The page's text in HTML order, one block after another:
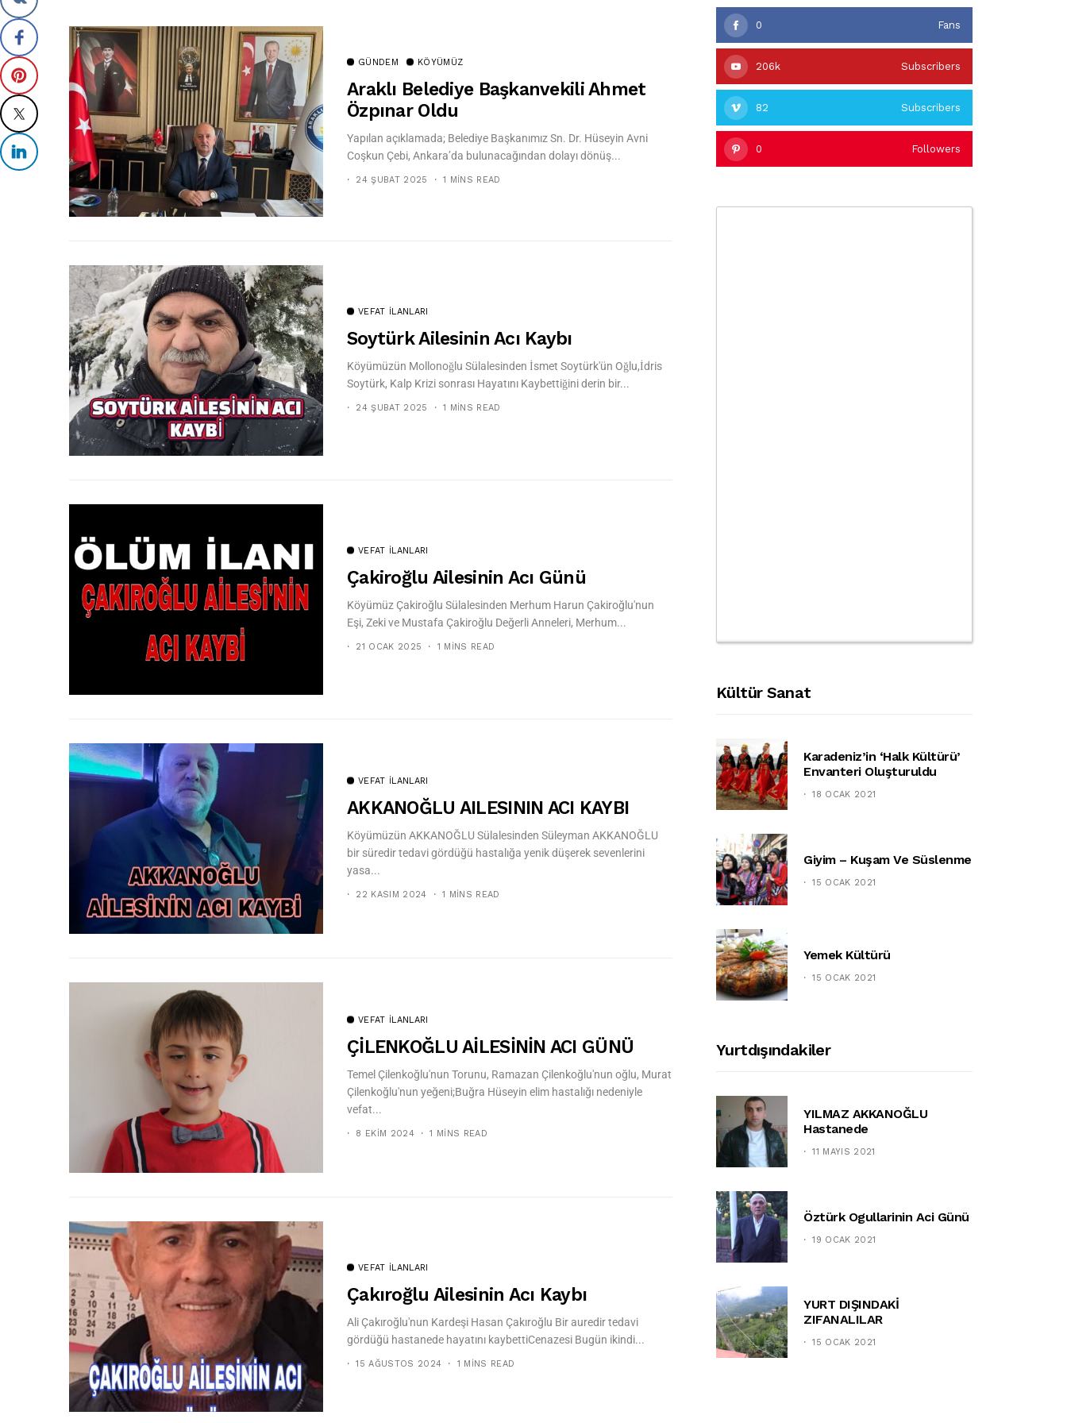
GÜNDEM KÖYÜMÜZ
Araklı Belediye Başkanvekili Ahmet
Özpınar Oldu
Yapılan açıklamada; Belediye Başkanımız Sn. Dr. Hüseyin Avni
Coşkun Çebi, Ankara’da bulunacağından dolayı dönüş...
24 ŞUBAT 2025 1 MINS READ
VEFAT İLANLARI
Soytürk Ailesinin Acı Kaybı
Köyümüzün Mollonoğlu Sülalesinden İsmet Soytürk'ün Oğlu,İdris
Soytürk, Kalp Krizi sonrası Hayatını Kaybettiğini derin bir...
24 ŞUBAT 2025 1 MINS READ
VEFAT İLANLARI
Çakiroğlu Ailesinin Acı Günü
Köyümüz Çakiroğlu Sülalesinden Merhum Harun Çakiroğlu'nun
Eşi, Zeki ve Mustafa Çakiroğlu Değerli Anneleri, Merhum...
21 OCAK 2025 1 MINS READ
VEFAT İLANLARI
AKKANOĞLU AILESININ ACI KAYBI
Köyümüzün AKKANOĞLU Sülalesinden Süleyman AKKANOĞLU
bir süredir tedavi gördüğü hastalığa yenik düşerek sevenlerini
yasa...
22 KASIM 2024 1 MINS READ
VEFAT İLANLARI
ÇİLENKOĞLU AİLESİNİN ACI GÜNÜ
Temel Çilenkoğlu'nun Torunu, Ramazan Çilenkoğlu'nun oğlu, Murat
Çilenkoğlu'nun yeğeni;Buğra Hüseyin elim hastalığı nedeniyle
vefat...
8 EKIM 2024 1 MINS READ
VEFAT İLANLARI
Çakıroğlu Ailesinin Acı Kaybı
Ali Çakıroğlu'nun Kardeşi Hasan Çakıroğlu Bir auredir tedavi
gördüğü hastanede hayatını kaybettiCenazesi Bugün ikindi...
15 AĞUSTOS 2024 1 MINS READ
0 Fans
206k Subscribers
82 Subscribers
0 Followers
Kültür Sanat
Karadeniz’in ‘halk Kültürü’
Envanteri Oluşturuldu
18 OCAK 2021
Giyim – Kuşam Ve Süslenme
15 OCAK 2021
Yemek Kültürü
15 OCAK 2021
Yurtdışındakiler
YILMAZ AKKANOĞLU
Hastanede
11 MAYIS 2021
Öztürk Ogullarinin Aci Günü
19 OCAK 2021
YURT DIŞINDAKİ
ZIFANALILAR
15 OCAK 2021